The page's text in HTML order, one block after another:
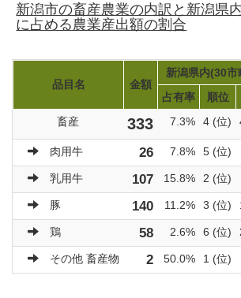
新潟市の畜産農業の内訳と新潟県
に占める農業産出額の割合
品目名 金額
新潟県内(30市
占有率
順位
畜産
333 7.3% 4 (位)
肉用牛 26 7.8% 5 (位)
乳用牛 107 15.8% 2 (位)
豚 140 11.2% 3 (位)
鶏 58 2.6% 6 (位)
その他 畜産物 2 50.0% 1 (位)